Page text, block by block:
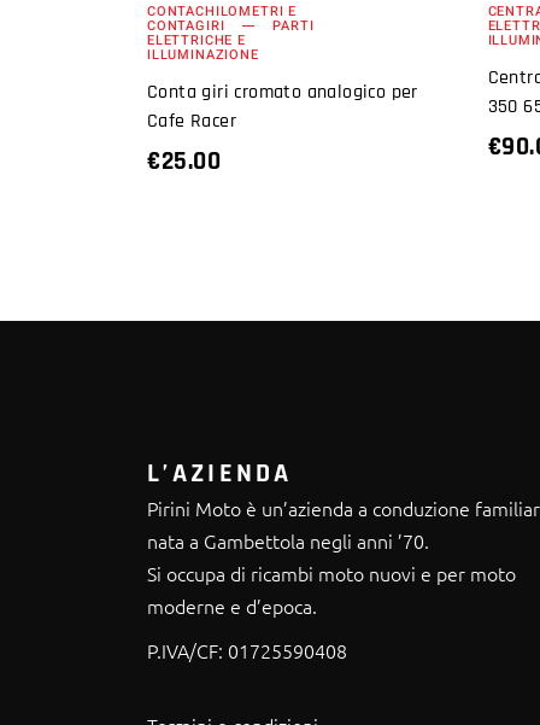
CONTACHILOMETRI E
CONTAGIRI PARTI
ELETTRICHE E
ILLUMINAZIONE
Conta giri cromato analogico per
Cafe Racer
€25.00
350
€
L’AZIENDA
Pirini Moto è un’azienda a conduzione
nata a Gambettola negli anni ’70.
Si occupa di ricambi moto nuovi e per moto
moderne e d’epoca.
P.IVA/CF: 01725590408